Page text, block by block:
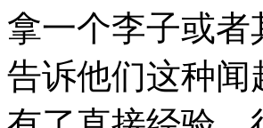
拿一个李子或
告诉他们这种